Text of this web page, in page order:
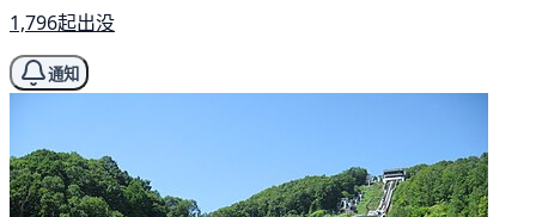
1,796起出没
通知